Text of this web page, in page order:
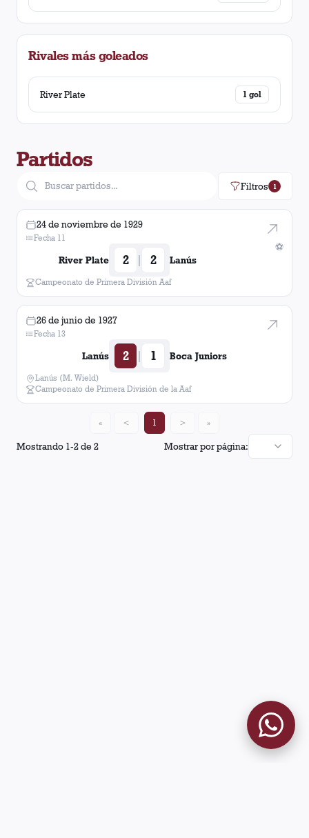
Rivales más goleados
River Plate 1 gol
Partidos
Filtros 1
⚽
24 de noviembre de 1929
Fecha 11
River Plate 2 | 2 Lanús
Campeonato de Primera División Aaf
26 de junio de 1927
Fecha 13
Lanús 2 | 1 Boca Juniors
Lanús (M. Wield)
Campeonato de Primera División de la Aaf
Mostrando 1-2de2 Mostrar por página:
« < 1 > »